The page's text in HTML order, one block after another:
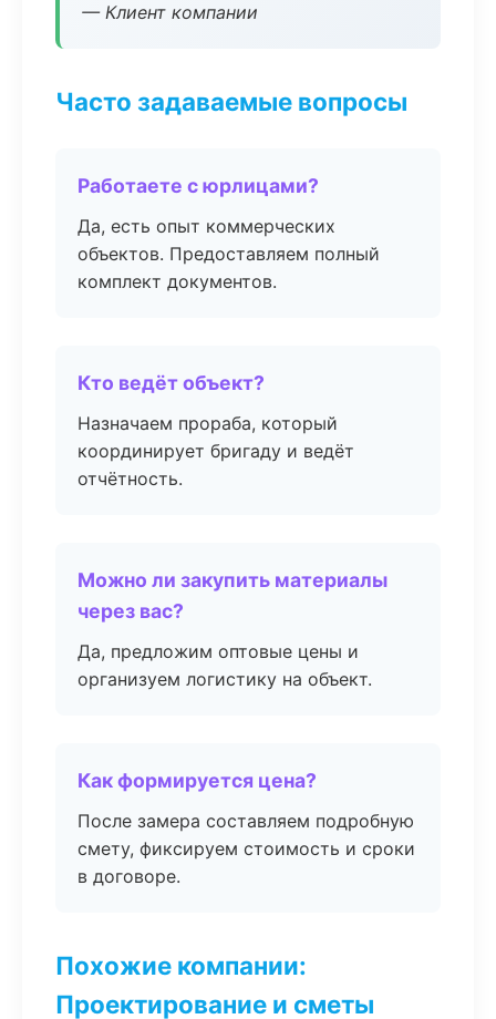
— Клиент компании
Часто задаваемые вопросы
Работаете с юрлицами?
Да, есть опыт коммерческих
объектов. Предоставляем полный
комплект документов.
Кто ведёт объект?
Назначаем прораба, который
координирует бригаду и ведёт
отчётность.
Можно ли закупить материалы
через вас?
Да, предложим оптовые цены и
организуем логистику на объект.
Как формируется цена?
После замера составляем подробную
смету, фиксируем стоимость и сроки
в договоре.
Похожие компании:
Проектирование и сметы